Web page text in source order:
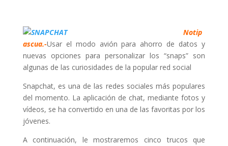
Notip
ascua.-Usar el modo avión para ahorro de datos y
nuevas opciones para personalizar los “snaps” son
algunas de las curiosidades de la popular red social
Snapchat, es una de las redes sociales más populares
del momento. La aplicación de chat, mediante fotos y
vídeos, se ha convertido en una de las favoritas por los
jóvenes.
A continuación, le mostraremos cinco trucos que